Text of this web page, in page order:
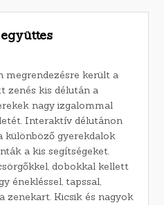
megrendezésre került a
zenés kis délután a
nagy izgalommal
Interaktív délutánon
különböző gyerekdalok
a kis segítségeket.
dobokkal kellett
énekléssel, tapssal,
zenekart. Kicsik és nagyok